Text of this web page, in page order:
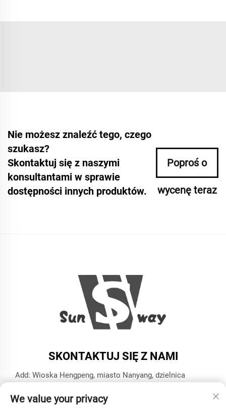
Nie możesz znaleźć tego, czego
szukasz?
Skontaktuj się z naszymi
konsultantami w sprawie
dostępności innych produktów.
Poproś o
wycenę teraz
SKONTAKTUJ SIĘ Z NAMI
Add: Wioska Hengpeng, miasto Nanyang, dzielnica
Tel.:+86-13606543282
We value your privacy